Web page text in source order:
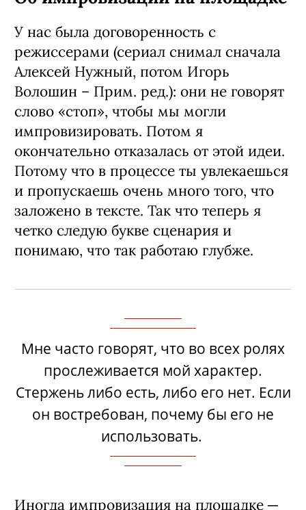
Я сама была воспитана матерью-
одиночкой, у нее были подруги,
находящиеся в абсолютно такой же
ситуации, что и наша героиня Ольга.
Естественно, все эти воспоминания
мне пригодилось для создания образа,
потому что я сама не оказывалась в
схожих обстоятельствах. Вообще мама
– моя главная муза. Очень многое из ее
образа переношу на своих героинь.
Об импровизации на площадке
У нас была договоренность с
Волошин – Прим. ред.): они не говорят
импровизировать. Потом я
окончательно отказалась от этой идеи.
Потому что в процессе ты увлекаешься
и пропускаешь очень много того, что
заложено в тексте. Так что теперь я
четко следую букве сценария и